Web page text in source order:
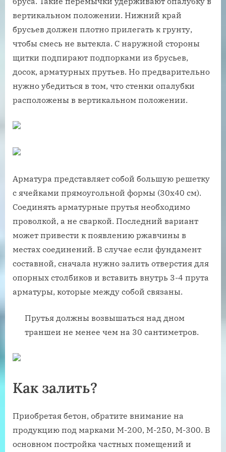
вертикальном положении. Нижний край
брусьев должен плотно прилегать к грунту,
чтобы смесь не вытекла. С наружной стороны
щитки подпирают подпорками из брусьев,
досок, арматурных прутьев. Но предварительно
нужно убедиться в том, что стенки опалубки
расположены в вертикальном положении.
Арматура представляет собой большую решетку
с ячейками прямоугольной формы (30х40 см).
Соединять арматурные прутья необходимо
проволкой, а не сваркой. Последний вариант
может привести к появлению ржавчины в
местах соединений. В случае если фундамент
составной, сначала нужно залить отверстия для
опорных столбиков и вставить внутрь 3-4 прута
арматуры, которые между собой связаны.
Прутья должны возвышаться над дном
траншеи не менее чем на 30 сантиметров.
Как залить?
Приобретая бетон, обратите внимание на
продукцию под марками М-200, М-250, М-300. В
основном постройка частных помещений и